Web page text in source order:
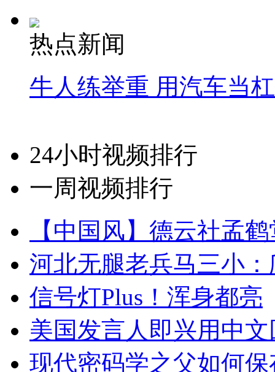
热点新闻
牛人练举重 用汽车当
24小时视频排行
一周视频排行
【中国风】德云社孟
河北无腿老兵马三小
信号灯Plus！浑身都亮
美国发言人即兴用中
现代密码学之父如何